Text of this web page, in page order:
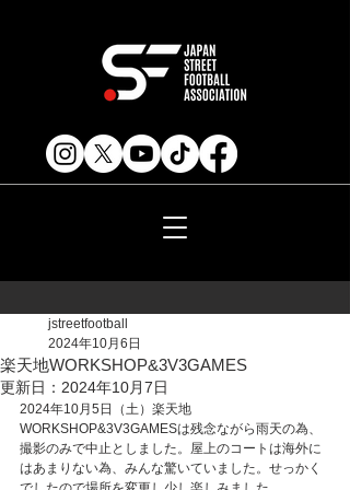
楽天地WORKSHOP&3V3GAMES
jstreetfootball
2024年10月6日
更新日： 2024年10月7日
2024年10月5日（土）楽天地
WORKSHOP&3V3GAMESは残念ながら雨天の為、
撮影のみで中止としました。屋上のコートは海外に
はあまりない為、みんな驚いていました。せっかく